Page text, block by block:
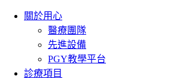
關於用心
醫療團隊
先進設備
PGY教學平台
診療項目